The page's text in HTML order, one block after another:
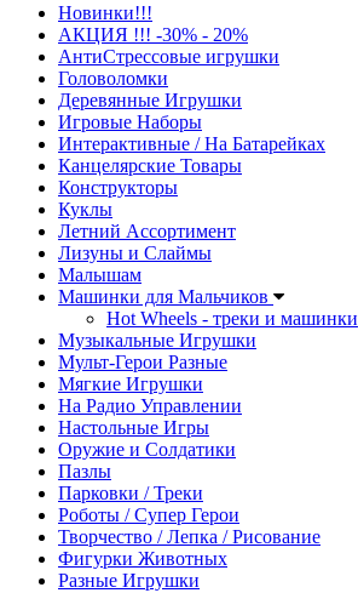
Новинки!!!
АКЦИЯ !!! -30% - 20%
АнтиСтрессовые игрушки
Головоломки
Деревянные Игрушки
Игровые Наборы
Интерактивные / На Батарейках
Канцелярские Товары
Конструкторы
Куклы
Летний Ассортимент
Лизуны и Слаймы
Малышам
Машинки для Мальчиков
Hot Wheels - треки и машинки
Музыкальные Игрушки
Мульт-Герои Разные
Мягкие Игрушки
На Радио Управлении
Настольные Игры
Оружие и Солдатики
Пазлы
Парковки / Треки
Роботы / Супер Герои
Творчество / Лепка / Рисование
Фигурки Животных
Разные Игрушки